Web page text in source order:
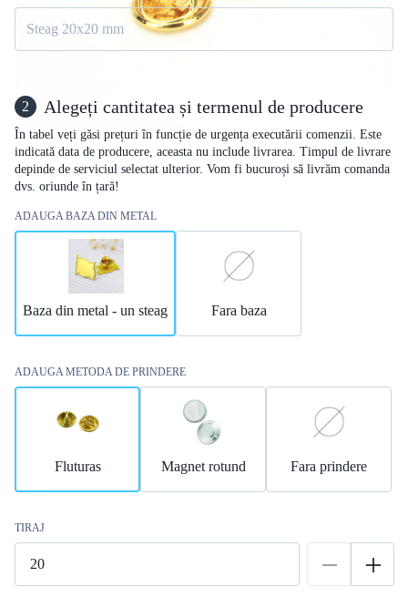
Steag 20x20 mm
2 Alegeți cantitatea și termenul de producere
În tabel veți găsi prețuri în funcție de urgența executării comenzii. Este
indicată data de producere, aceasta nu include livrarea. Timpul de livrare
depinde de serviciul selectat ulterior. Vom fi bucuroși să livrăm comanda
dvs. oriunde în țară!
ADAUGA BAZA DIN METAL
Baza din metal - un steag Fara baza
ADAUGA METODA DE PRINDERE
Fluturas Magnet rotund Fara prindere
TIRAJ